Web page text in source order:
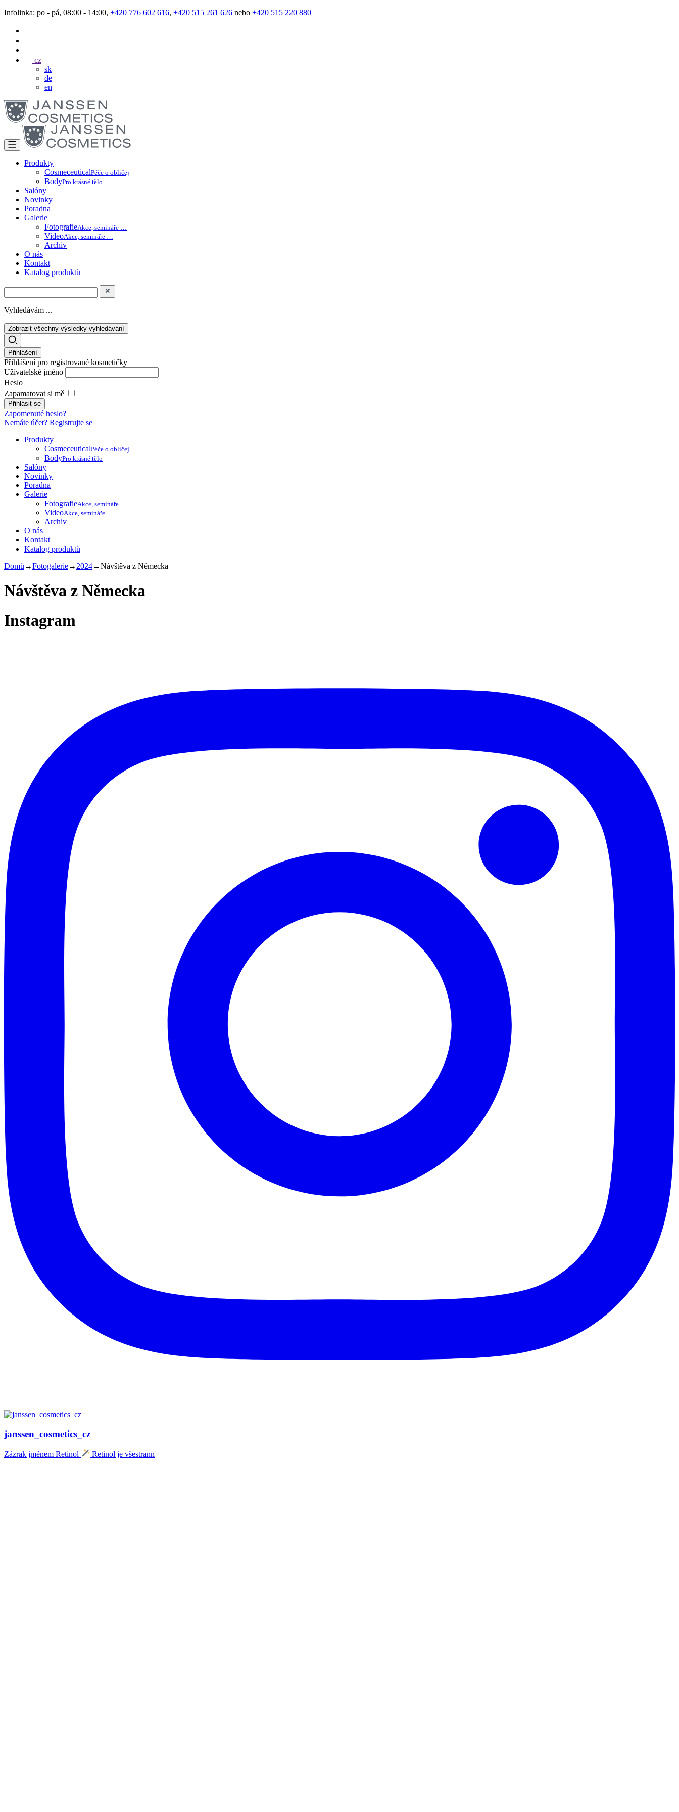
Infolinka: po - pá, 08:00 - 14:00, +420 776 602 616, +420 515 261 626 nebo +420 515 220 880
cz
sk
de
en
Produkty
CosmeceuticalPéče o obličej
BodyPro krásné tělo
Salóny
Novinky
Poradna
Galerie
FotografieAkce, semináře …
VideoAkce, semináře …
Archiv
O nás
Kontakt
Katalog produktů
Vyhledávám ...
Zobrazit všechny výsledky vyhledávání
Přihlášení
Přihlášení pro registrované kosmetičky
Uživatelské jméno
Heslo
Zapamatovat si mě
Zapomenuté heslo?
Nemáte účet? Registrujte se
Produkty
CosmeceuticalPéče o obličej
BodyPro krásné tělo
Salóny
Novinky
Poradna
Galerie
FotografieAkce, semináře …
VideoAkce, semináře …
Archiv
O nás
Kontakt
Katalog produktů
Domů →Fotogalerie→ 2024→Návštěva z Německa
Návštěva z Německa
Instagram
janssen_cosmetics_cz
Zázrak jménem Retinol Retinol je všestrann